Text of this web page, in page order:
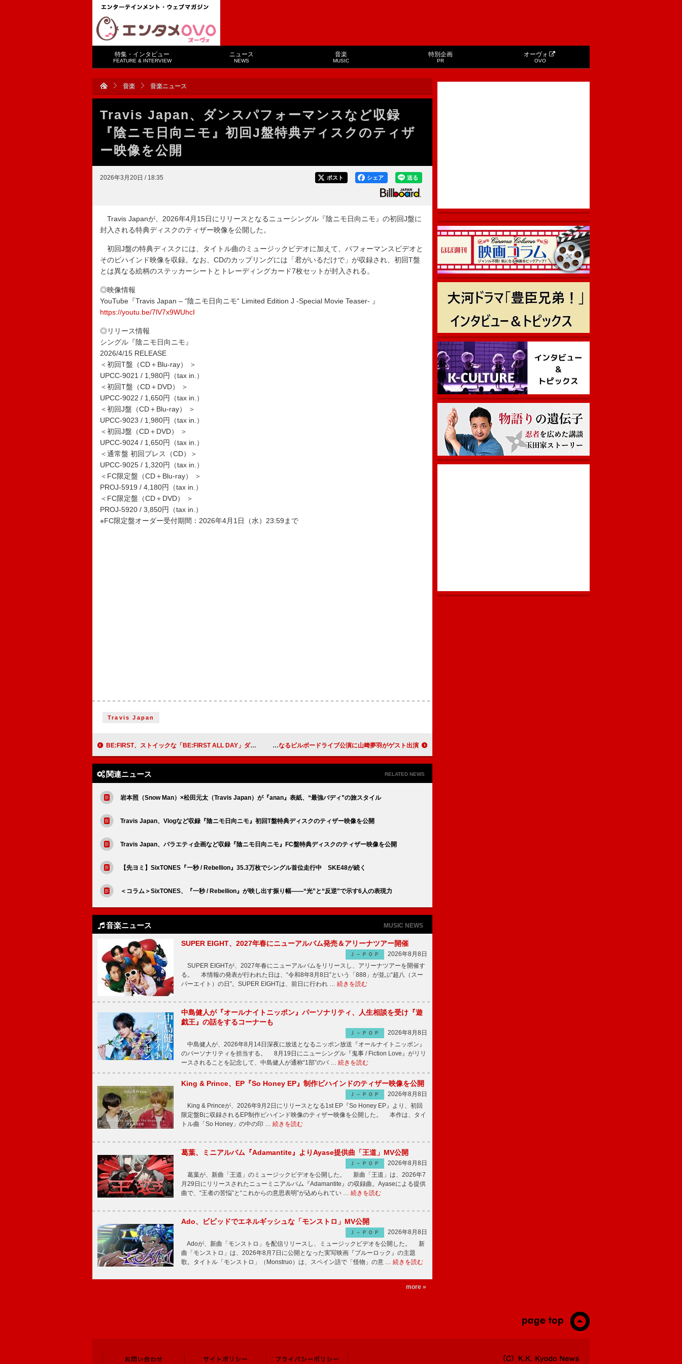
特集・インタビュー
FEATURE & INTERVIEW
ニュース
NEWS
音楽
MUSIC
特別企画
PR
オーヴォ
OVO
音楽 音楽ニュース
Travis Japan、ダンスパフォーマンスなど収録
『陰ニモ日向ニモ』初回J盤特典ディスクのティザ
ー映像を公開
2026年3月20日 / 18:35 送る
シェア
ポスト
Travis Japanが、2026年4月15日にリリースとなるニューシングル『陰ニモ日向ニモ』の初回J盤に
封入される特典ディスクのティザー映像を公開した。
初回J盤の特典ディスクには、タイトル曲のミュージックビデオに加えて、パフォーマンスビデオと
そのビハインド映像を収録。なお、CDのカップリングには「君がいるだけで」が収録され、初回T盤
とは異なる絵柄のステッカーシートとトレーディングカード7枚セットが封入される。
◎映像情報
YouTube『Travis Japan – “陰ニモ日向ニモ“ Limited Edition J -Special Movie Teaser- 』
https://youtu.be/7lV7x9WUhcI
◎リリース情報
シングル『陰ニモ日向ニモ』
2026/4/15 RELEASE
＜初回T盤（CD＋Blu-ray） ＞
UPCC-9021 / 1,980円（tax in.）
＜初回T盤（CD＋DVD） ＞
UPCC-9022 / 1,650円（tax in.）
＜初回J盤（CD＋Blu-ray） ＞
UPCC-9023 / 1,980円（tax in.）
＜初回J盤（CD＋DVD） ＞
UPCC-9024 / 1,650円（tax in.）
＜通常盤 初回プレス（CD）＞
UPCC-9025 / 1,320円（tax in.）
＜FC限定盤（CD＋Blu-ray） ＞
PROJ-5919 / 4,180円（tax in.）
＜FC限定盤（CD＋DVD） ＞
PROJ-5920 / 3,850円（tax in.）
※FC限定盤オーダー受付期間：2026年4月1日（水）23:59まで
Travis Japan
BE:FIRST、ストイックな「BE:FIRST ALL DAY」ダンスプラクティス映像＆MVビハインド映像を公開 武藤彩未、3年ぶりとなるビルボードライブ公演に山﨑夢羽がゲスト出演
関連ニュース RELATED NEWS
岩本照（Snow Man）×松田元太（Travis Japan）が『anan』表紙、“最強バディ”の旅スタイル
Travis Japan、Vlogなど収録『陰ニモ日向ニモ』初回T盤特典ディスクのティザー映像を公開
Travis Japan、バラエティ企画など収録『陰ニモ日向ニモ』FC盤特典ディスクのティザー映像を公開
【先ヨミ】SixTONES『一秒 / Rebellion』35.3万枚でシングル首位走行中 SKE48が続く
＜コラム＞SixTONES、『一秒 / Rebellion』が映し出す振り幅――“光”と“反逆”で示す6人の表現力
音楽ニュース MUSIC NEWS
SUPER EIGHT、2027年春にニューアルバム発売＆アリーナツアー開催
Ｊ－ＰＯＰ
2026年8月8日
SUPER EIGHTが、2027年春にニューアルバムをリリースし、アリーナツアーを開催す
る。 本情報の発表が行われた日は、“令和8年8月8日”という「888」が並ぶ“超八（スー
パーエイト）の日”。SUPER EIGHTは、前日に行われ … 続きを読む
中島健人が『オールナイトニッポン』パーソナリティ、人生相談を受け『遊
戯王』の話をするコーナーも
Ｊ－ＰＯＰ
2026年8月8日
中島健人が、2026年8月14日深夜に放送となるニッポン放送『オールナイトニッポン』
のパーソナリティを担当する。 8月19日にニューシングル『鬼事 / Fiction Love』がリリ
ースされることを記念して、中島健人が通称“1部”のパ … 続きを読む
King & Prince、EP『So Honey EP』制作ビハインドのティザー映像を公開
Ｊ－ＰＯＰ
2026年8月8日
King & Princeが、2026年9月2日にリリースとなる1st EP『So Honey EP』より、初回
限定盤Bに収録されるEP制作ビハインド映像のティザー映像を公開した。 本作は、タイ
トル曲「So Honey」の中の印 … 続きを読む
葛葉、ミニアルバム『Adamantite』よりAyase提供曲「王道」MV公開
Ｊ－ＰＯＰ
2026年8月8日
葛葉が、新曲「王道」のミュージックビデオを公開した。 新曲「王道」は、2026年7
月29日にリリースされたニューミニアルバム『Adamantite』の収録曲。Ayaseによる提供
曲で、“王者の苦悩”と“これからの意思表明”が込められてい … 続きを読む
Ado、ビビッドでエネルギッシュな「モンストロ」MV公開
Ｊ－ＰＯＰ
2026年8月8日
Adoが、新曲「モンストロ」を配信リリースし、ミュージックビデオを公開した。 新
曲「モンストロ」は、2026年8月7日に公開となった実写映画『ブルーロック』の主題
歌。タイトル「モンストロ」（Monstruo）は、スペイン語で「怪物」の意 … 続きを読む
more »